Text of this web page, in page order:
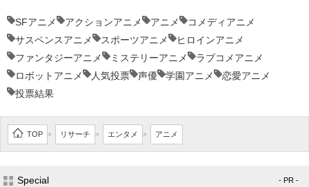
SFアニメ アクションアニメ アニメ
コメディアニメ
サスペンスアニメ
スポーツアニメ
ヒロインアニメ
ファンタジーアニメ
ミステリーアニメ
ラブコメアニメ
ロボットアニメ
人気投票 声優 学園アニメ
恋愛アニメ
投票結果
TOP > リサーチ > エンタメ > アニメ
Special - PR -